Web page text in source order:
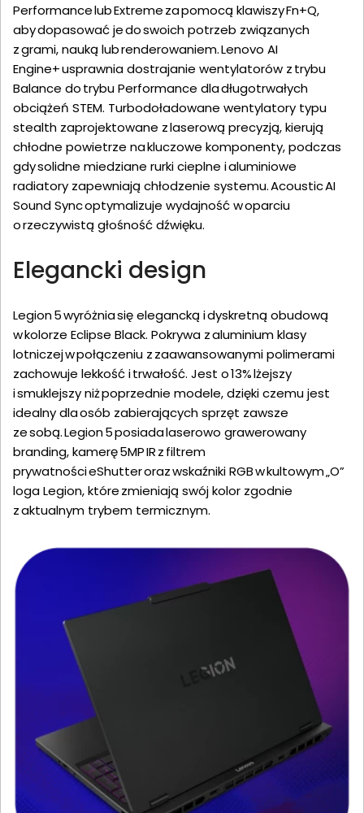
Performance lub Extreme za pomocą klawiszy Fn+Q,
aby dopasować je do swoich potrzeb związanych
z grami, nauką lub renderowaniem. Lenovo AI
Engine+ usprawnia dostrajanie wentylatorów z trybu
Balance do trybu Performance dla długotrwałych
obciążeń STEM. Turbodoładowane wentylatory typu
stealth zaprojektowane z laserową precyzją, kierują
chłodne powietrze na kluczowe komponenty, podczas
gdy solidne miedziane rurki cieplne i aluminiowe
radiatory zapewniają chłodzenie systemu. Acoustic AI
Sound Sync optymalizuje wydajność w oparciu
o rzeczywistą głośność dźwięku.
Elegancki design
Legion 5 wyróżnia się elegancką i dyskretną obudową
w kolorze Eclipse Black. Pokrywa z aluminium klasy
lotniczej w połączeniu z zaawansowanymi polimerami
zachowuje lekkość i trwałość. Jest o 13% lżejszy
i smuklejszy niż poprzednie modele, dzięki czemu jest
idealny dla osób zabierających sprzęt zawsze
ze sobą. Legion 5 posiada laserowo grawerowany
branding, kamerę 5MP IR z filtrem
prywatności eShutter oraz wskaźniki RGB w kultowym „O”
loga Legion, które zmieniają swój kolor zgodnie
z aktualnym trybem termicznym.